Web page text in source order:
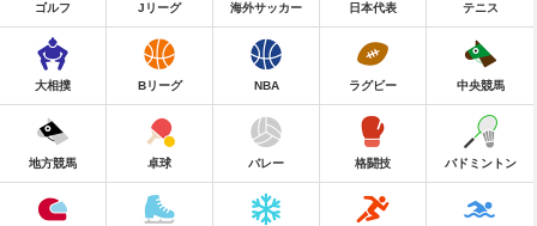
ゴルフ Jリーグ 海外サッカー 日本代表 テニス
大相撲 Bリーグ NBA ラグビー 中央競馬
地方競馬 卓球 バレー 格闘技 バドミントン